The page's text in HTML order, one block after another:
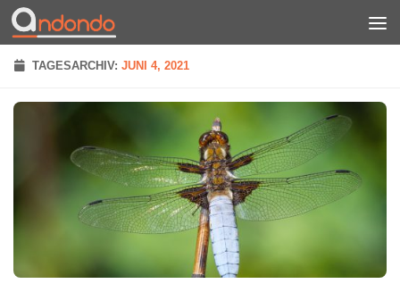
Zum Inhalt springen
TAGESARCHIV:JUNI 4, 2021